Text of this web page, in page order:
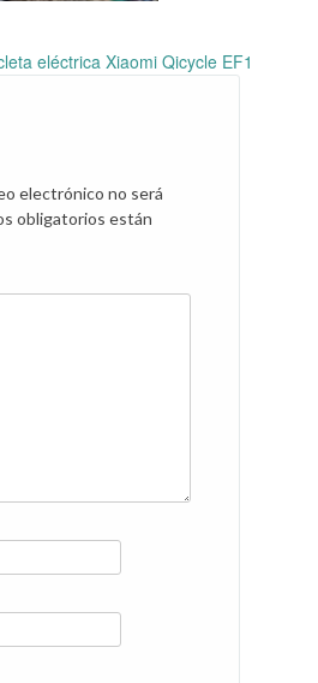
eléctrica Xiaomi Qicycle EF1
electrónico no será
obligatorios están